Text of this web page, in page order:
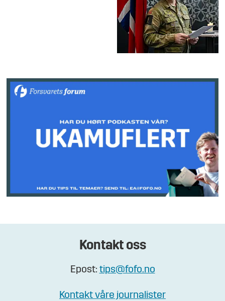
Kontakt oss
Epost: tips@fofo.no
Kontakt våre journalister